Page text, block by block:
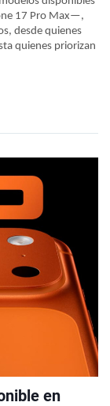
17 Pro Max—,
desde quienes
quienes priorizan
en